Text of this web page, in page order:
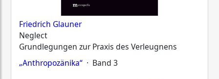
Friedrich Glauner
Neglect
Grundlegungen zur Praxis des Verleugnens
„Anthropozänika“ · Band 3